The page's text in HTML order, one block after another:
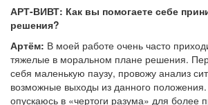
АРТ-ВИВТ: Как вы помогаете себе
решения?
Артём: В моей работе очень часто
тяжелые в моральном плане решения.
себя маленькую паузу, провожу анализ
возможные выходы из данного
опускаюсь в «чертоги разума» для более